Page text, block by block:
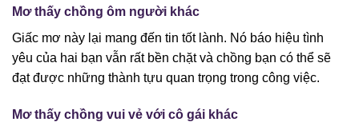
Mơ thấy chồng ôm người khác
Giấc mơ này lại mang đến tin tốt lành. Nó báo hiệu tình
yêu của hai bạn vẫn rất bền chặt và chồng bạn có thể sẽ
đạt được những thành tựu quan trọng trong công việc.
Mơ thấy chồng vui vẻ với cô gái khác